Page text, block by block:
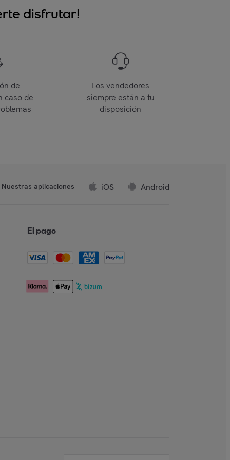
disfrutar!
de
caso de
Los vendedores
siempre están a tu
disposición
Nuestras aplicaciones iOS Android
El pago